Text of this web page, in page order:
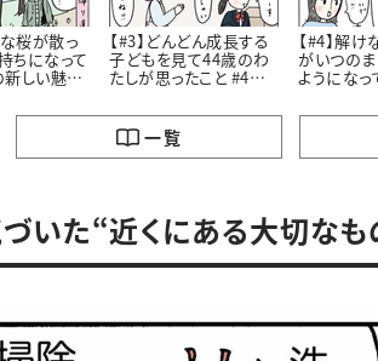
な桜が散っ
ちになって
しい魅
【#3】どんどん成長する
子どもを見て44歳のわ
たしが思ったこと #4コ
【#4】解
がいつの
ようにな
漫画
一覧
いた“近くにある大切なも